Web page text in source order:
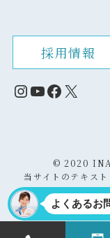
採用情報
Instagram
YouTube
X
© 2020
当サイトのテキス